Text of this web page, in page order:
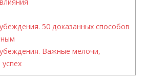
50 доказанных способов
Важные мелочи,